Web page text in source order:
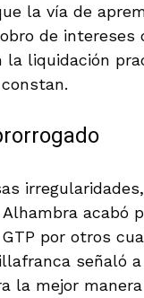
la vía de
de intereses
la liquidación
acabó
por otros
señaló
la mejor